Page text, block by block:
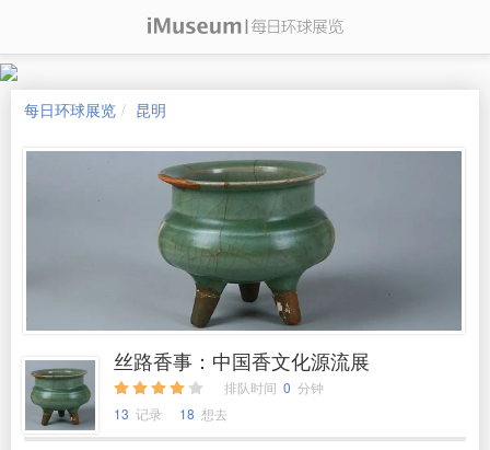
每日环球展览 昆明
丝路香事：中国香文化源流展
排队时间 0 分钟
13 记录 18 想去